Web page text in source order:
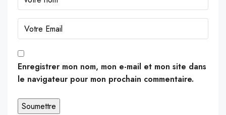
Enregistrer mon nom, mon e-mail et mon site dans
le navigateur pour mon prochain commentaire.